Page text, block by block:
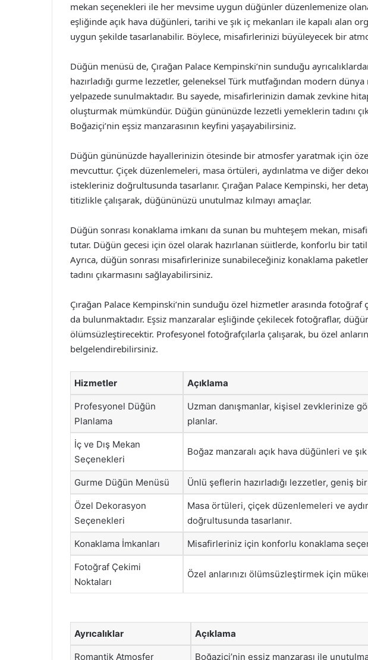
mekan seçenekleri ile her mevsime uygun düğünler düzenlemenize
eşliğinde açık hava düğünleri, tarihi ve şık iç mekanları ile kapalı alan
uygun şekilde tasarlanabilir. Böylece, misafirlerinizi büyüleyecek bir
Düğün menüsü de, Çırağan Palace Kempinski’nin sunduğu
hazırladığı gurme lezzetler, geleneksel Türk mutfağından modern
yelpazede sunulmaktadır. Bu sayede, misafirlerinizin damak zevkine
oluşturmak mümkündür. Düğün gününüzde lezzetli yemeklerin tadını
Boğaziçi’nin eşsiz manzarasının keyfini yaşayabilirsiniz.
Düğün gününüzde hayallerinizin ötesinde bir atmosfer yaratmak için
mevcuttur. Çiçek düzenlemeleri, masa örtüleri, aydınlatma ve diğer
istekleriniz doğrultusunda tasarlanır. Çırağan Palace Kempinski, her
titizlikle çalışarak, düğününüzü unutulmaz kılmayı amaçlar.
Düğün sonrası konaklama imkanı da sunan bu muhteşem mekan,
tutar. Düğün gecesi için özel olarak hazırlanan süitlerde, konforlu bir
Ayrıca, düğün sonrası misafirlerinize sunabileceğiniz konaklama
tadını çıkarmasını sağlayabilirsiniz.
Çırağan Palace Kempinski’nin sunduğu özel hizmetler arasında
da bulunmaktadır. Eşsiz manzaralar eşliğinde çekilecek fotoğraflar,
ölümsüzleştirecektir. Profesyonel fotoğrafçılarla çalışarak, bu özel
belgelendirebilirsiniz.
Hizmetler Açıklama
Profesyonel Düğün
Planlama
Uzman danışmanlar, kişisel zevklerinize
planlar.
İç ve Dış Mekan
Seçenekleri
Boğaz manzaralı açık hava düğünleri ve
Gurme Düğün Menüsü Ünlü şeflerin hazırladığı lezzetler, geniş
Özel Dekorasyon
Seçenekleri
Masa örtüleri, çiçek düzenlemeleri ve
doğrultusunda tasarlanır.
Konaklama İmkanları Misafirleriniz için konforlu konaklama
Fotoğraf Çekimi
Noktaları
Özel anlarınızı ölümsüzleştirmek için
Ayrıcalıklar Açıklama
Romantik Atmosfer Boğaziçi’nin eşsiz manzarası ile